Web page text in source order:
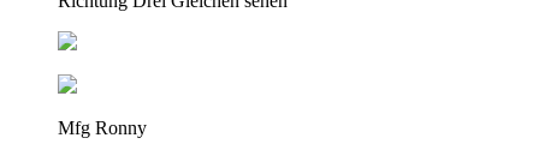
Mfg Ronny